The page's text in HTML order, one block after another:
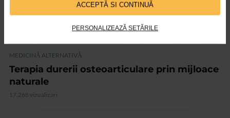
ACCEPTĂ SI CONTINUĂ
PERSONALIZEAZĂ SETĂRILE
MEDICINĂ ALTERNATIVĂ
Terapia durerii osteoarticulare prin mijloace
naturale
17.268 vizualizari